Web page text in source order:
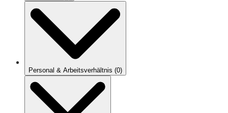
Personal & Arbeitsverhältnis (0)